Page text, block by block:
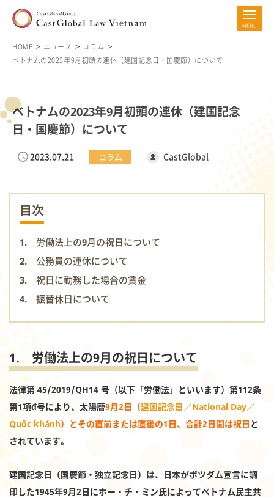
HOME ニュース
コラム
ベトナムの2023年9月初頭の連休（建国記念日・国慶節）について
ベトナムの2023年9月初頭の連休（建国記念
日・国慶節）について
2023.07.21 コラム CastGlobal
目次
1. 労働法上の9月の祝日について
2. 公務員の連休について
3. 祝日に勤務した場合の賃金
4. 振替休日について
1. 労働法上の9月の祝日について
法律第 45/2019/QH14 号（以下「労働法」といいます）第112条
第1項đ号により、太陽暦9月2日（建国記念日／National Day／
Quốc khánh）とその直前または直後の1日、合計2日間は祝日 と
されています。
建国記念日（国慶節・独立記念日）は、日本がポツダム宣言に調
印した1945年9月2日にホー・チ・ミン氏によってベトナム民主共